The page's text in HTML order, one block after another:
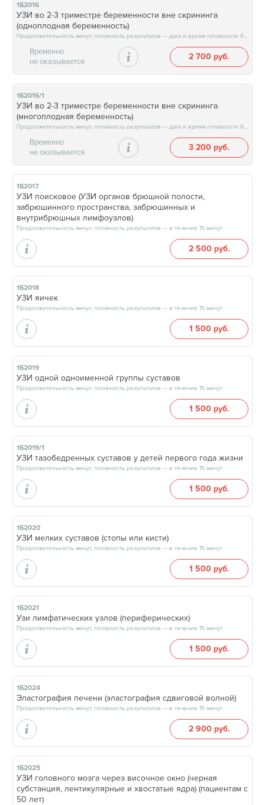
1Б2016
УЗИ во 2-3 триместре беременности вне скрининга
(одноплодная беременность)
Продолжительность минут, готовность результатов — дата и время готовности будут сообщены врачом в день приёма
Временно
не оказывается
2 700 руб.
1Б2016/1
УЗИ во 2-3 триместре беременности вне скрининга
(многоплодная беременность)
Продолжительность минут, готовность результатов — дата и время готовности будут сообщены врачом в день приёма
Временно
не оказывается
3 200 руб.
1Б2017
УЗИ поисковое (УЗИ органов брюшной полости,
забрюшинного пространства, забрюшинных и
внутрибрюшных лимфоузлов)
Продолжительность минут, готовность результатов — в течение 15 минут
2 500 руб.
1Б2018
УЗИ яичек
Продолжительность минут, готовность результатов — в течение 15 минут
1 500 руб.
1Б2019
УЗИ одной одноименной группы суставов
Продолжительность минут, готовность результатов — в течение 15 минут
1 500 руб.
1Б2019/1
УЗИ тазобедренных суставов у детей первого года жизни
Продолжительность минут, готовность результатов — в течение 15 минут
1 500 руб.
1Б2020
УЗИ мелких суставов (стопы или кисти)
Продолжительность минут, готовность результатов — в течение 15 минут
1 500 руб.
1Б2021
Узи лимфатических узлов (периферических)
Продолжительность минут, готовность результатов — в течение 15 минут
1 500 руб.
1Б2024
Эластография печени (эластография сдвиговой волной)
Продолжительность минут, готовность результатов — в течение 15 минут
2 900 руб.
1Б2025
УЗИ головного мозга через височное окно (черная
субстанция, лентикулярные и хвостатые ядра) (пациентам с
50 лет)